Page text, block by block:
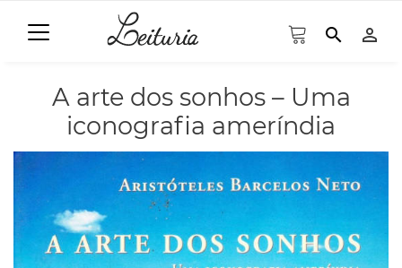
search person_outline
A arte dos sonhos – Uma
iconografia ameríndia